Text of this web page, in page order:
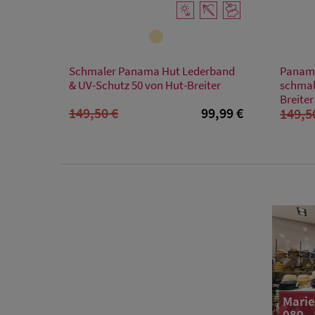
XL
Schmaler Panama Hut Lederband
& UV-Schutz 50 von Hut-Breiter
149,50 € 99,99 €
Breiter